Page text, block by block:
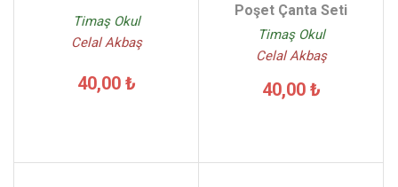
Timaş Okul
Celal Akbaş
40,00 ₺
Poşet Çanta Seti
Timaş Okul
Celal Akbaş
40,00 ₺